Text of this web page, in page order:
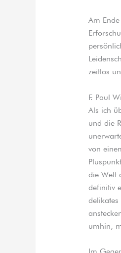
Am
zeitlos
F. Paul
Als ich
und die
von
die Welt
definitiv
umhin,